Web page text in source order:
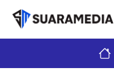
Langsung
isi